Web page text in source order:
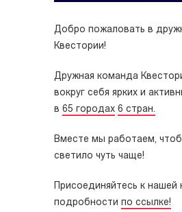
Добро пожаловать в
Квестории!
Дружная команда
вокруг себя ярких и
в 65 городах 6 стран.
Вместе мы работаем,
светило чуть чаще!
Присоединяйтесь к нашей
подробности по ссылке!